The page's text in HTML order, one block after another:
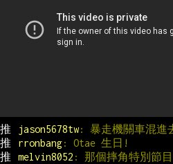
推 jason5678tw: 暴走機關車混進
推
rronbang: Otae 生日!
推
melvin8052 : 那個摔角特別節